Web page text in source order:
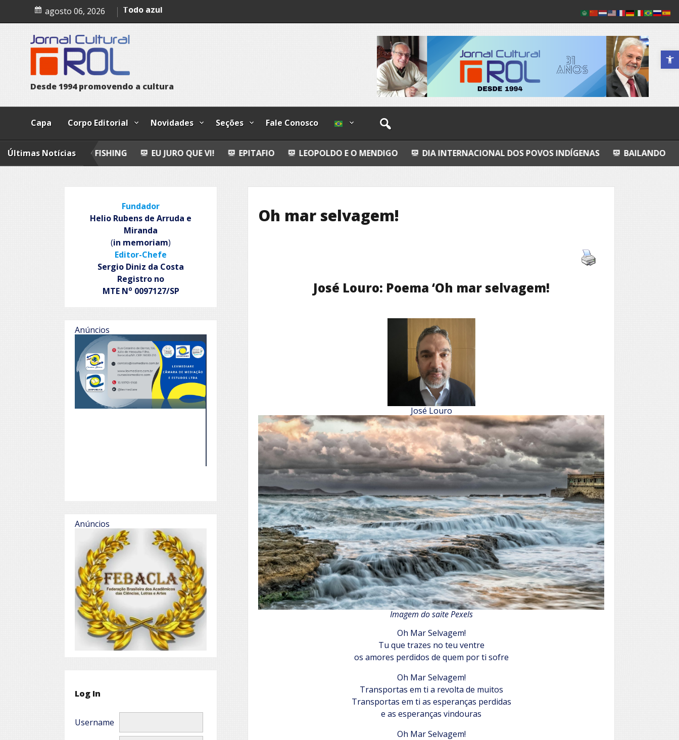
Abrir a
content
agosto 06, 2026
Bailando
Todo azul
Desde1994 promovendo a cultura
Capa Corpo Editorial Novidades Seções Fale Conosco
Últimas Notícias
FLY FISHING EU JURO QUE VI! EPITAFIO LEOPOLDO E O MENDIGO DIA INTERNACIONAL DOS POVOS INDÍGENAS BAILANDO TODO AZUL
Oh mar selvagem!
José Louro: Poema ‘Oh mar selvagem!
José Louro
Imagem do saite Pexels
Oh Mar Selvagem!
Tu que trazes no teu ventre
os amores perdidos de quem por ti sofre
Oh Mar Selvagem!
Transportas em ti a revolta de muitos
Transportas em ti as esperanças perdidas
e as esperanças vindouras
Oh Mar Selvagem!
Fundador
Helio Rubens de Arruda e
Miranda
(in memoriam)
Editor-Chefe
Sergio Diniz da Costa
Registro no
MTE No 0097127/SP
Anúncios
Anúncios
Log In
Username